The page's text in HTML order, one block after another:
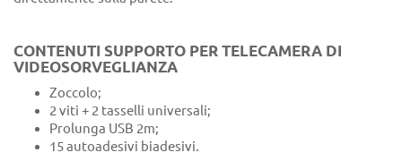
CONTENUTI SUPPORTO PER TELECAMERA DI
VIDEOSORVEGLIANZA
Zoccolo;
2 viti + 2 tasselli universali;
Prolunga USB 2m;
15 autoadesivi biadesivi.